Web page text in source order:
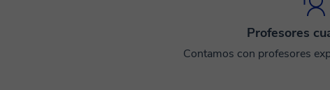
Profesores
Contamos con profesores